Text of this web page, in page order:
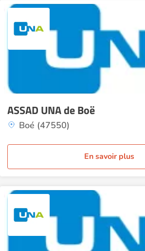
ASSAD UNA de Boë
Boé (47550)
En savoir plus